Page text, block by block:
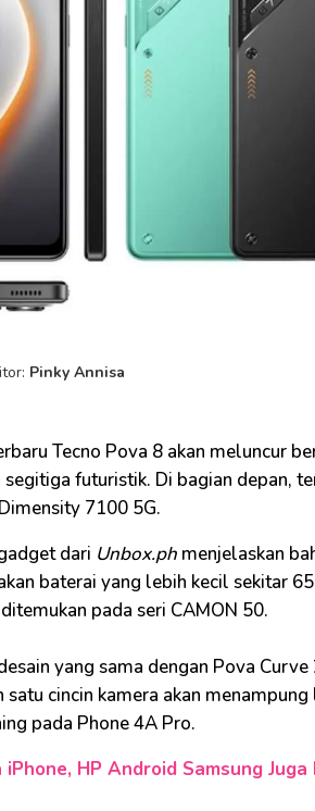
Pinky Annisa
Tecno Pova 8 akan meluncur
futuristik. Di bagian depan,
7100 5G.
dari Unbox.ph menjelaskan
baterai yang lebih kecil sekitar
pada seri CAMON 50.
yang sama dengan Pova
cincin kamera akan
pada Phone 4A Pro.
iPhone, HP Android Samsung